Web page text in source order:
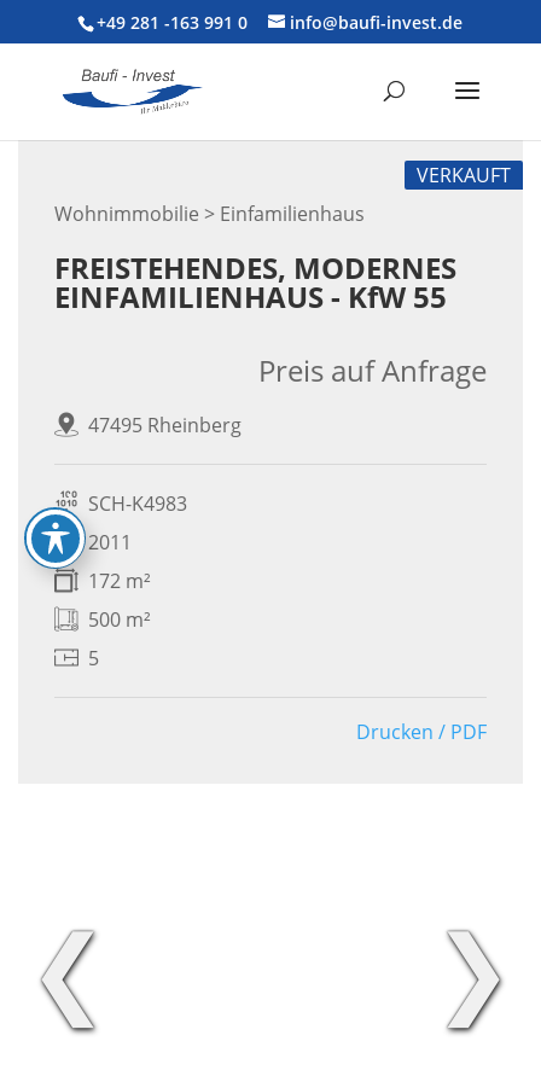
+49 281 -163 991 0 info@baufi-invest.de
Wohnimmobilie > Einfamilienhaus
VERKAUFT
FREISTEHENDES, MODERNES
EINFAMILIENHAUS - KfW 55
47495 Rheinberg
Preis auf Anfrage
SCH-K4983
2011
172 m²
500 m²
5
Drucken / PDF
❮ ❯